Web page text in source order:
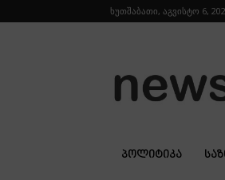
ხუთშაბათი, აგვისტო 6,
ᲞᲝᲚᲘᲢᲘᲙᲐ